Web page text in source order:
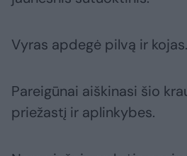
Vyras apdegė pilvą ir kojas.
Pareigūnai aiškinasi šio
priežastį ir aplinkybes.